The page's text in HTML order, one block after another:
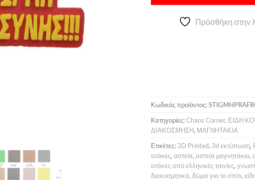
Πρόσθήκη στην
Κωδικός προϊόντος:
Κατηγορίες:Chaos Corner, ΕΙΔΗ
ΔΙΑΚΟΣΜΗΣΗ, ΜΑΓΝΗΤΑΚΙΑ
Ετικέτες: 3D Printed, 3d εκτύπωση,
ατάκες, αστεία, αστεία μαγνητάκια,
ατάκες από ελληνικές ταινίες,
διακοσμητικά, δώρα για το σπίτι,